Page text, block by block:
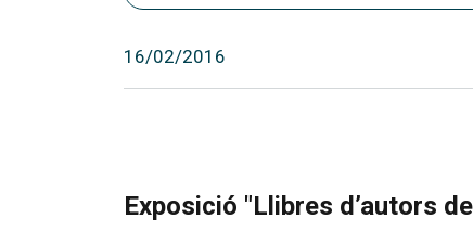
16/02/2016
Exposició "Llibres d’autors